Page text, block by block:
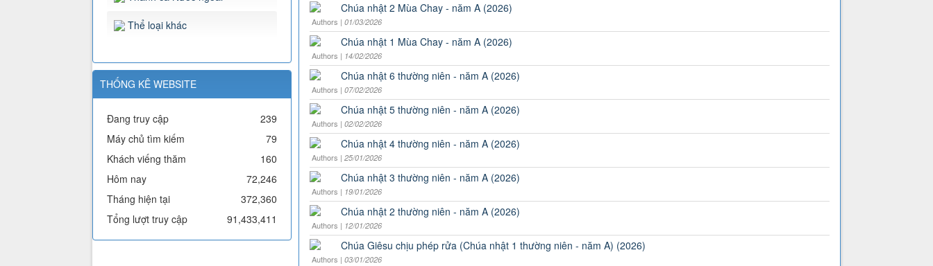
Thể loại khác
THỐNG KÊ WEBSITE
Đang truy cập
239
Máy chủ tìm kiếm
79
Khách viếng thăm
160
Hôm nay
72,246
Tháng hiện tại
372,360
Tổng lượt truy cập
91,433,411
Chúa nhật 2 Mùa Chay - năm A (2026)
Authors | 01/03/2026
Chúa nhật 1 Mùa Chay - năm A (2026)
Authors | 14/02/2026
Chúa nhật 6 thường niên - năm A (2026)
Authors | 07/02/2026
Chúa nhật 5 thường niên - năm A (2026)
Authors | 02/02/2026
Chúa nhật 4 thường niên - năm A (2026)
Authors | 25/01/2026
Chúa nhật 3 thường niên - năm A (2026)
Authors | 19/01/2026
Chúa nhật 2 thường niên - năm A (2026)
Authors | 12/01/2026
Chúa Giêsu chịu phép rửa (Chúa nhật 1 thường niên - năm A) (2026)
Authors | 03/01/2026